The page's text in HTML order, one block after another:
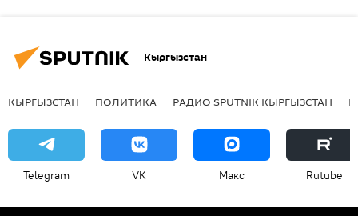
Кыргызстан
КЫРГЫЗСТАН ПОЛИТИКА РАДИО SPUTNIK КЫРГЫЗСТАН
Telegram VK Макс Rutube